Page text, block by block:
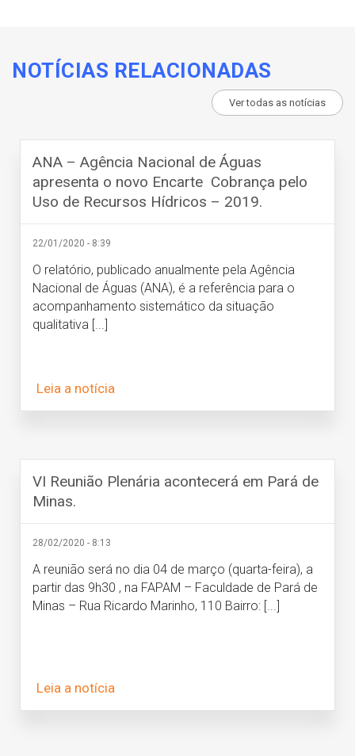
NOTÍCIAS RELACIONADAS
Ver todas as notícias
ANA – Agência Nacional de Águas
apresenta o novo Encarte Cobrança pelo
Uso de Recursos Hídricos – 2019.
22/01/2020 - 8:39
O relatório, publicado anualmente pela Agência
Nacional de Águas (ANA), é a referência para o
acompanhamento sistemático da situação
qualitativa [...]
Leia a notícia
VI Reunião Plenária acontecerá em Pará de
Minas.
28/02/2020 - 8:13
A reunião será no dia 04 de março (quarta-feira), a
partir das 9h30 , na FAPAM – Faculdade de Pará de
Minas – Rua Ricardo Marinho, 110 Bairro: [...]
Leia a notícia